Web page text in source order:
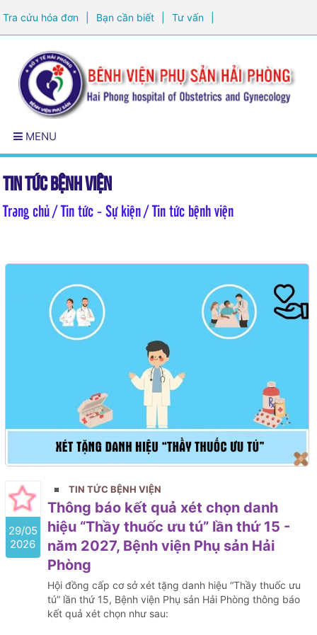
Tra cứu hóa đơn Bạn cần biết Tư vấn
Đăng ký khám sức khỏe
MENU
Tin tức bệnh viện
Trang chủ/ Tin tức - Sự kiện / Tin tức bệnh viện
29/05
2026
TIN TỨC BỆNH VIỆN
Thông báo kết quả xét chọn danh
hiệu “Thầy thuốc ưu tú” lần thứ 15 -
năm 2027, Bệnh viện Phụ sản Hải
Phòng
Hội đồng cấp cơ sở xét tặng danh hiệu “Thầy thuốc ưu
tú” lần thứ 15, Bệnh viện Phụ sản Hải Phòng thông báo
kết quả xét chọn như sau: